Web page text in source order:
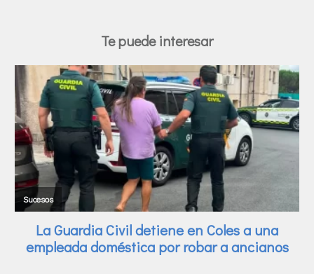
Te puede interesar